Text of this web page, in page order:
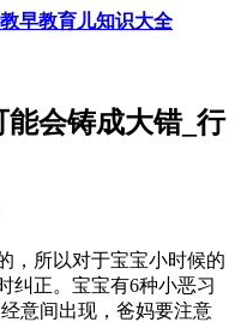
会铸成大错_行
，所以对于宝宝小时候的
纠正。宝宝有6种小恶习
意间出现，爸妈要注意